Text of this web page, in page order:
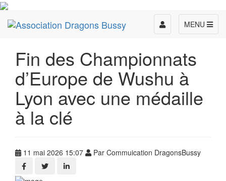
MENU
Toggle
navigation
Fin des Championnats
d’Europe de Wushu à
Lyon avec une médaille
à la clé
11 mai 2026 15:07 Par Commuication DragonsBussy